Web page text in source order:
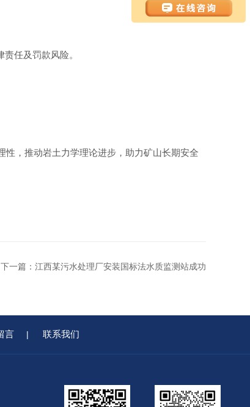
任及罚款风险。
，推动岩土力学理论进步，助力矿山长期安全
下一篇： 江西某污水处理厂安装国标法水质监测站成功
言 | 联系我们